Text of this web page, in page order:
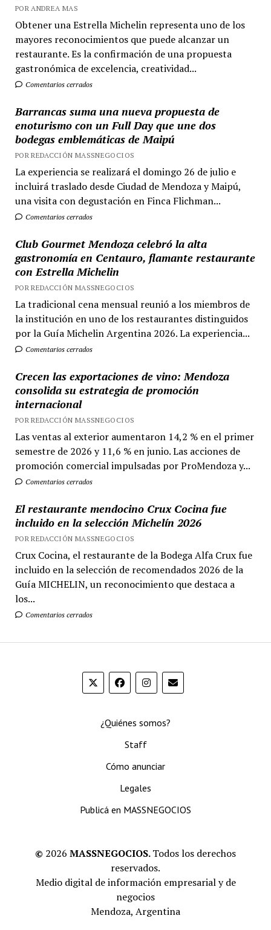
POR ANDREA MAS
Obtener una Estrella Michelin representa uno de los
mayores reconocimientos que puede alcanzar un
restaurante. Es la confirmación de una propuesta
gastronómica de excelencia, creatividad...
Comentarios cerrados
Barrancas suma una nueva propuesta de
enoturismo con un Full Day que une dos
bodegas emblemáticas de Maipú
POR REDACCIÓN MASSNEGOCIOS
La experiencia se realizará el domingo 26 de julio e
incluirá traslado desde Ciudad de Mendoza y Maipú,
una visita con degustación en Finca Flichman...
Comentarios cerrados
Club Gourmet Mendoza celebró la alta
gastronomía en Centauro, flamante restaurante
con Estrella Michelin
POR REDACCIÓN MASSNEGOCIOS
La tradicional cena mensual reunió a los miembros de
la institución en uno de los restaurantes distinguidos
por la Guía Michelin Argentina 2026. La experiencia...
Comentarios cerrados
Crecen las exportaciones de vino: Mendoza
consolida su estrategia de promoción
internacional
POR REDACCIÓN MASSNEGOCIOS
Las ventas al exterior aumentaron 14,2 % en el primer
semestre de 2026 y 11,6 % en junio. Las acciones de
promoción comercial impulsadas por ProMendoza y...
Comentarios cerrados
El restaurante mendocino Crux Cocina fue
incluido en la selección Michelín 2026
POR REDACCIÓN MASSNEGOCIOS
Crux Cocina, el restaurante de la Bodega Alfa Crux fue
incluido en la selección de recomendados 2026 de la
Guía MICHELIN, un reconocimiento que destaca a
los...
Comentarios cerrados
¿Quiénes somos?
Staff
Cómo anunciar
Legales
Publicá en MASSNEGOCIOS
© 2026 MASSNEGOCIOS.Todos los derechos
reservados.
Medio digital de información empresarial y de
negocios
Mendoza, Argentina